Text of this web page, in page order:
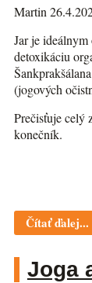
Martin
Jar je
detoxikáciu
(jogových
Prečisťuje celý
konečník.
Čítať ďalej...
Joga